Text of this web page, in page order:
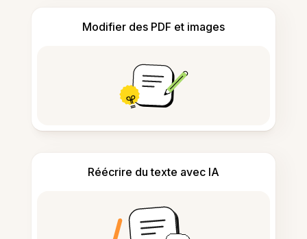
Modifier des PDF et images
Réécrire du texte avec IA